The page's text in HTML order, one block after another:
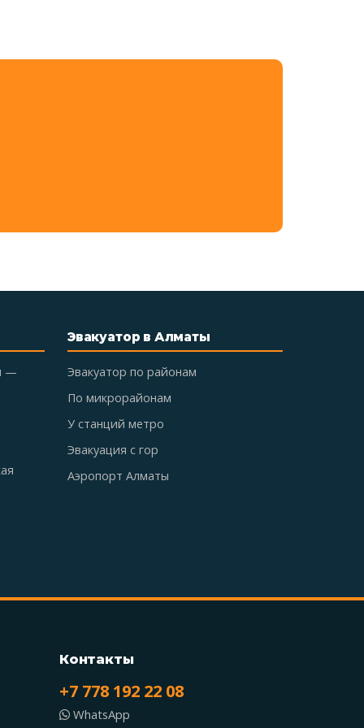
—
Эвакуатор в Алматы
Эвакуатор по районам
По микрорайонам
У станций метро
Эвакуация с гор
Аэропорт Алматы
Контакты
+7 778 192 22 08
WhatsApp